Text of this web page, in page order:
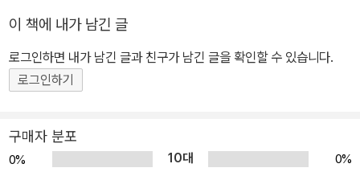
이 책에 내가 남긴 글
로그인하면 내가 남긴 글과 친구가 남긴 글을 확인할 수 있습니다.
로그인하기
구매자 분포
0% 10대
0%